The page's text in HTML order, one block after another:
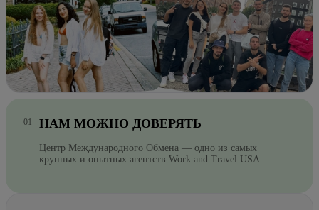
НАМ МОЖНО ДОВЕРЯТЬ
Центр Международного Обмена — одно из самых
крупных и опытных агентств Work and Travel USA